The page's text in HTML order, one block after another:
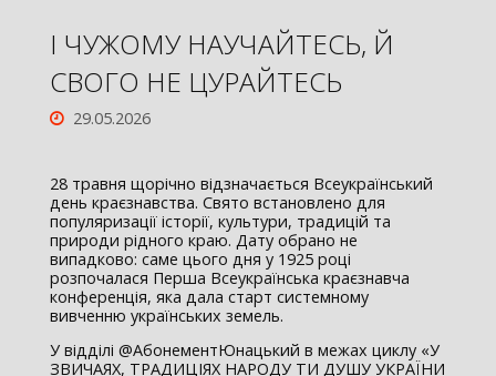
І ЧУЖОМУ НАУЧАЙТЕСЬ, Й
СВОГО НЕ ЦУРАЙТЕСЬ
29.05.2026
28 травня щорічно відзначається Всеукраїнський
день краєзнавства. Свято встановлено для
популяризації історії, культури, традицій та
природи рідного краю. Дату обрано не
випадково: саме цього дня у 1925 році
розпочалася Перша Всеукраїнська краєзнавча
конференція, яка дала старт системному
вивченню українських земель.
У відділі @АбонементЮнацький в межах циклу «У
ЗВИЧАЯХ, ТРАДИЦІЯХ НАРОДУ ТИ ДУШУ УКРАЇНИ